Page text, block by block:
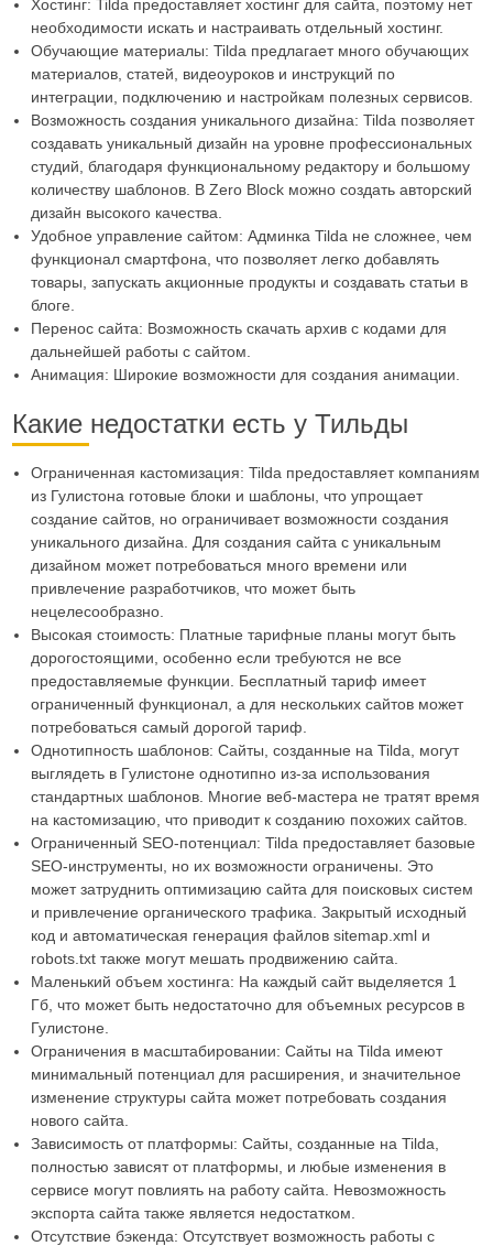
Хостинг: Tilda предоставляет хостинг для сайта, поэтому нет
необходимости искать и настраивать отдельный хостинг.
Обучающие материалы: Tilda предлагает много обучающих
материалов, статей, видеоуроков и инструкций по
интеграции, подключению и настройкам полезных сервисов.
Возможность создания уникального дизайна: Tilda позволяет
создавать уникальный дизайн на уровне профессиональных
студий, благодаря функциональному редактору и большому
количеству шаблонов. В Zero Block можно создать авторский
дизайн высокого качества.
Удобное управление сайтом: Админка Tilda не сложнее, чем
функционал смартфона, что позволяет легко добавлять
товары, запускать акционные продукты и создавать статьи в
блоге.
Перенос сайта: Возможность скачать архив с кодами для
дальнейшей работы с сайтом.
Анимация: Широкие возможности для создания анимации.
Какие недостатки есть у Тильды
Ограниченная кастомизация: Tilda предоставляет компаниям
из Гулистона готовые блоки и шаблоны, что упрощает
создание сайтов, но ограничивает возможности создания
уникального дизайна. Для создания сайта с уникальным
дизайном может потребоваться много времени или
привлечение разработчиков, что может быть
нецелесообразно.
Высокая стоимость: Платные тарифные планы могут быть
дорогостоящими, особенно если требуются не все
предоставляемые функции. Бесплатный тариф имеет
ограниченный функционал, а для нескольких сайтов может
потребоваться самый дорогой тариф.
Однотипность шаблонов: Сайты, созданные на Tilda, могут
выглядеть в Гулистоне однотипно из-за использования
стандартных шаблонов. Многие веб-мастера не тратят время
на кастомизацию, что приводит к созданию похожих сайтов.
Ограниченный SEO-потенциал: Tilda предоставляет базовые
SEO-инструменты, но их возможности ограничены. Это
может затруднить оптимизацию сайта для поисковых систем
и привлечение органического трафика. Закрытый исходный
код и автоматическая генерация файлов sitemap.xml и
robots.txt также могут мешать продвижению сайта.
Маленький объем хостинга: На каждый сайт выделяется 1
Гб, что может быть недостаточно для объемных ресурсов в
Гулистоне.
Ограничения в масштабировании: Сайты на Tilda имеют
минимальный потенциал для расширения, и значительное
изменение структуры сайта может потребовать создания
нового сайта.
Зависимость от платформы: Сайты, созданные на Tilda,
полностью зависят от платформы, и любые изменения в
сервисе могут повлиять на работу сайта. Невозможность
экспорта сайта также является недостатком.
Отсутствие бэкенда: Отсутствует возможность работы с